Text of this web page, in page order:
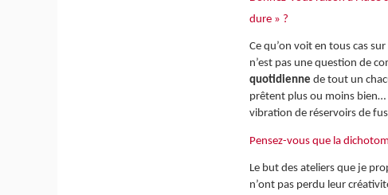
dure » ?
Ce qu’on voit en tous cas
n’est pas une question de
quotidiennede tout un
prêtent plus ou moins bien…
vibration de réservoirs de
Pensez-vous que la
Le but des ateliers que je
n’ont pas perdu leur